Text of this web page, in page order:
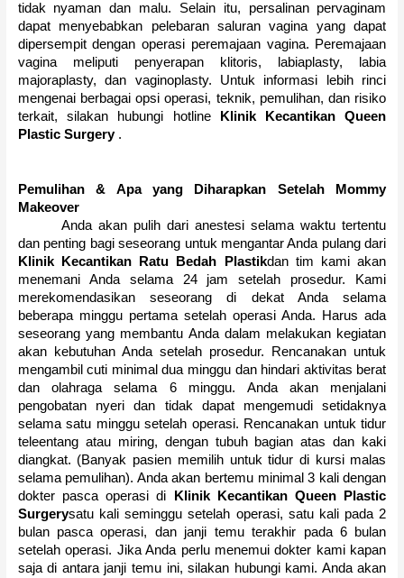
tidak nyaman dan malu. Selain itu, persalinan pervaginam
dapat menyebabkan pelebaran saluran vagina yang dapat
dipersempit dengan operasi peremajaan vagina. Peremajaan
vagina meliputi penyerapan klitoris, labiaplasty, labia
majoraplasty, dan vaginoplasty. Untuk informasi lebih rinci
mengenai berbagai opsi operasi, teknik, pemulihan, dan risiko
terkait, silakan hubungi hotline
Klinik Kecantikan Queen
Plastic Surgery .
Pemulihan & Apa yang Diharapkan Setelah Mommy
Makeover
Anda akan pulih dari anestesi selama waktu tertentu
dan penting bagi seseorang untuk mengantar Anda pulang dari
Klinik Kecantikan
Ratu Bedah Plastikdan tim kami akan
menemani Anda selama 24 jam setelah prosedur.
Kami
merekomendasikan seseorang di dekat Anda selama
beberapa minggu pertama setelah operasi Anda.
Harus ada
seseorang yang membantu Anda dalam melakukan kegiatan
akan kebutuhan Anda setelah prosedur.
Rencanakan untuk
mengambil cuti minimal dua minggu dan hindari aktivitas berat
dan olahraga selama 6 minggu. Anda akan menjalani
pengobatan nyeri dan tidak dapat mengemudi setidaknya
selama satu minggu setelah operasi. Rencanakan untuk tidur
teleentang atau miring, dengan tubuh bagian atas dan kaki
diangkat. (Banyak pasien memilih untuk tidur di kursi malas
selama pemulihan). Anda akan bertemu minimal 3 kali dengan
dokter pasca operasi di
Klinik KecantikanQueen Plastic
Surgerysatu kali seminggu setelah operasi, satu kali pada 2
bulan pasca operasi, dan janji temu terakhir pada 6 bulan
setelah operasi. Jika Anda perlu menemui dokter kami kapan
saja di antara janji temu ini, silakan hubungi kami. Anda akan